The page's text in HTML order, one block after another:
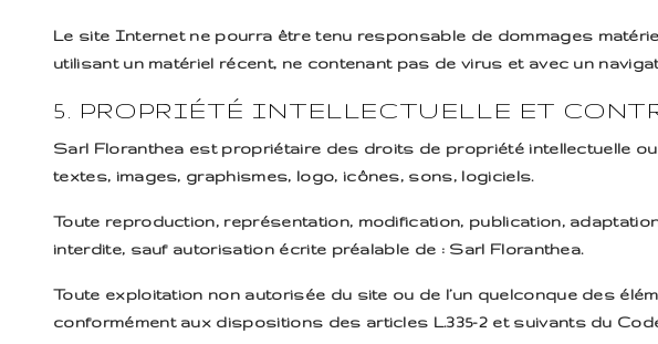
Le site Internet ne pourra être tenu responsable de dommages
utilisant un matériel récent, ne contenant pas de virus et avec un
5. PROPRIÉTÉ INTELLECTUELLE ET
Sarl Floranthea est propriétaire des droits de propriété intellectuelle
textes, images, graphismes, logo, icônes, sons, logiciels.
Toute reproduction, représentation, modification, publication,
interdite, sauf autorisation écrite préalable de : Sarl Floranthea.
Toute exploitation non autorisée du site ou de l’un quelconque des
conformément aux dispositions des articles L.335-2 et suivants du